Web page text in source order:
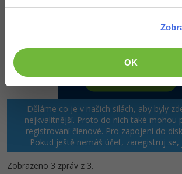
OK
Adobe Illustrator
Adobe Lightroom
Adobe XD -15%
Adobe InDesign -25%
Pro firmy
Děláme co je v našich silách, aby byly
nejkvalitnější. Proto do nich také mohou
registrovaní členové. Pro zapojení do
Pokud ještě nemáš účet, zaregistruj se,
Zobrazeno 3 zpráv z 3.